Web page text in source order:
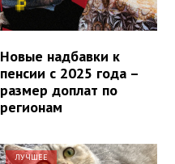
Новые надбавки к
пенсии с 2025 года –
размер доплат по
регионам
ЛУЧШЕЕ